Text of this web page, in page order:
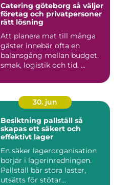
Catering göteborg så väljer
företag och privatpersoner
rätt lösning
Att planera mat till många
gäster innebär ofta en
balansgång mellan budget,
smak, logistik och tid. ...
30. jun
Besiktning pallställ så
skapas ett säkert och
effektivt lager
En säker lagerorganisation
börjar i lagerinredningen.
Pallställ bär stora laster,
utsätts för stötar...